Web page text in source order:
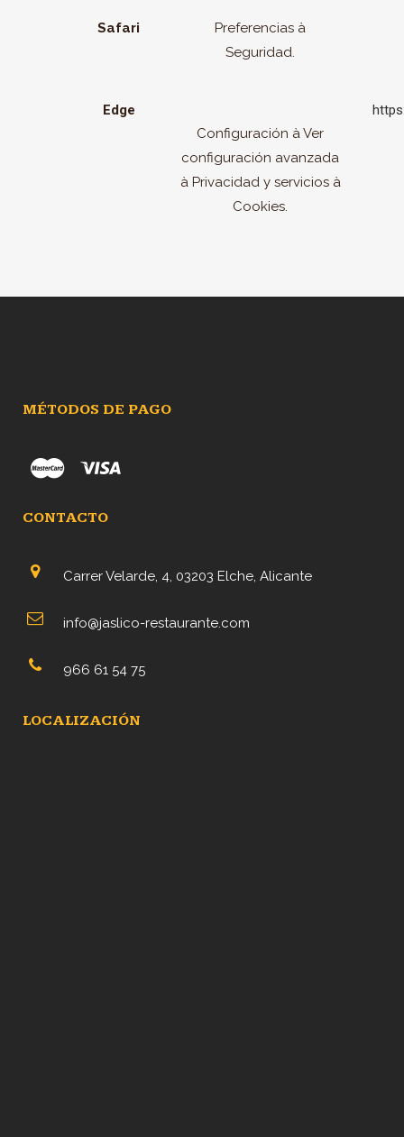
Safari
Preferencias à
Seguridad.
Edge
Configuración à Ver
configuración avanzada
à Privacidad y servicios à
Cookies.
MÉTODOS DE PAGO
CONTACTO
Carrer Velarde, 4, 03203 Elche, Alicante
info@jaslico-restaurante.com
966 61 54 75
LOCALIZACIÓN